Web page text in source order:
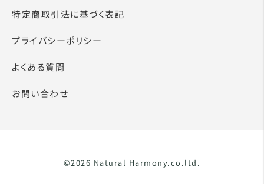
特定商取引法に基づく表記
プライバシーポリシー
よくある質問
お問い合わせ
©2026 Natural Harmony.co.ltd.